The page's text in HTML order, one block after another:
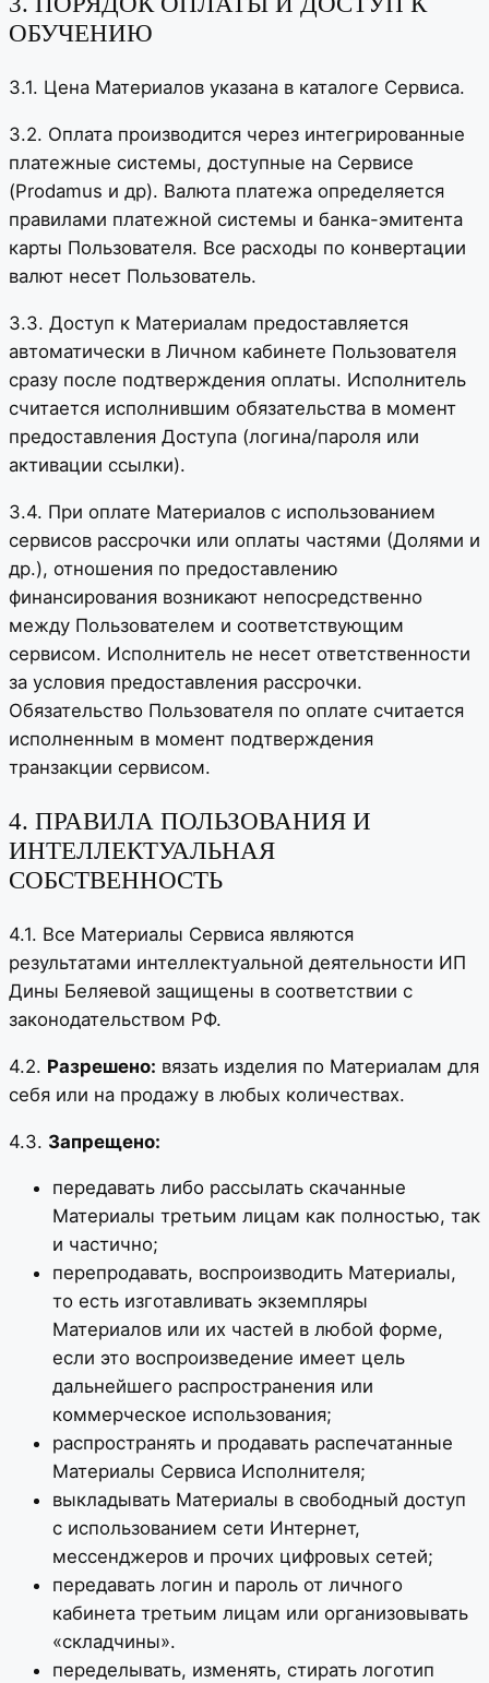
ОБУЧЕНИЮ
3.1. Цена Материалов указана в каталоге Сервиса.
3.2. Оплата производится через интегрированные
платежные системы, доступные на Сервисе
(Prodamus и др). Валюта платежа определяется
правилами платежной системы и банка-эмитента
карты Пользователя. Все расходы по конвертации
валют несет Пользователь.
3.3. Доступ к Материалам предоставляется
автоматически в Личном кабинете Пользователя
сразу после подтверждения оплаты. Исполнитель
считается исполнившим обязательства в момент
предоставления Доступа (логина/пароля или
активации ссылки).
3.4. При оплате Материалов с использованием
сервисов рассрочки или оплаты частями (Долями и
др.), отношения по предоставлению
финансирования возникают непосредственно
между Пользователем и соответствующим
сервисом. Исполнитель не несет ответственности
за условия предоставления рассрочки.
Обязательство Пользователя по оплате считается
исполненным в момент подтверждения
транзакции сервисом.
4. ПРАВИЛА ПОЛЬЗОВАНИЯ И
ИНТЕЛЛЕКТУАЛЬНАЯ
СОБСТВЕННОСТЬ
4.1. Все Материалы Сервиса являются
результатами интеллектуальной деятельности ИП
Дины Беляевой защищены в соответствии с
законодательством РФ.
4.2. Разрешено: вязать изделия по Материалам для
себя или на продажу в любых количествах.
4.3. Запрещено:
передавать либо рассылать скачанные
Материалы третьим лицам как полностью, так
и частично;
перепродавать, воспроизводить Материалы,
то есть изготавливать экземпляры
Материалов или их частей в любой форме,
если это воспроизведение имеет цель
дальнейшего распространения или
коммерческое использования;
распространять и продавать распечатанные
Материалы Сервиса Исполнителя;
выкладывать Материалы в свободный доступ
с использованием сети Интернет,
мессенджеров и прочих цифровых сетей;
передавать логин и пароль от личного
кабинета третьим лицам или организовывать
«складчины».
переделывать, изменять, стирать логотип